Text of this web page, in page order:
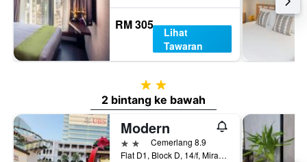
RM 305
Lihat
Tawaran
2 bintang
2 bintang ke bawah
Modern
2 bintangCemerlang 8.9
Flat D1, Block D, 14/f, Mirador Mansion, Hong Kong, Hong Kong